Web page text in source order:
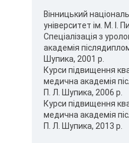
Вінницький
університет ім. М. І.
Спеціалізація з
академія
Шупика, 2001 р.
Курси підвищення
медична академія
П. Л. Шупика, 2006 р.
Курси підвищення
медична академія
П. Л. Шупика, 2013 р.